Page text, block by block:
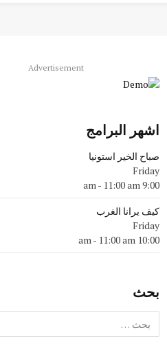
Advertisement
اشهر البرامج
صباح الخير استونيا
Friday
9:00 am
- 11:00 am
كيف يرانا الغرب
Friday
10:00 am
- 11:00 am
بحث